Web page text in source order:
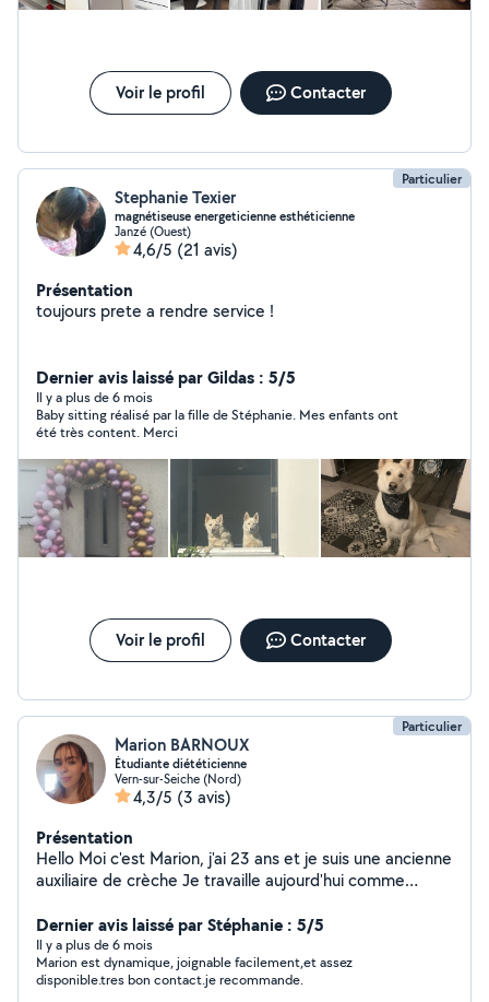
Voir le profil Contacter
Particulier
Stephanie Texier
magnétiseuse energeticienne esthéticienne
Janzé (Ouest)
4,6/5 (21 avis)
Présentation
toujours prete a rendre service !
Dernier avis laissé par Gildas : 5/5
Il y a plus de 6 mois
Baby sitting réalisé par la fille de Stéphanie. Mes enfants ont
été très content. Merci
Voir le profil Contacter
Particulier
Marion BARNOUX
Étudiante diététicienne
Vern-sur-Seiche (Nord)
4,3/5 (3 avis)
Présentation
Hello Moi c'est Marion, j'ai 23 ans et je suis une ancienne
auxiliaire de crèche Je travaille aujourd'hui comme
services pour de la garde d'enfants à domicile. Je suis
ouverte aux gardes régulières et/ou ponctuelles, selon
vos besoins. J'ai suivi des études dans le service à la
personne, puis en diététique. J'aime proposer aux
Dernier avis laissé par Stéphanie : 5/5
Il y a plus de 6 mois
Marion est dynamique, joignable facilement,et assez
disponible.tres bon contact.je recommande.